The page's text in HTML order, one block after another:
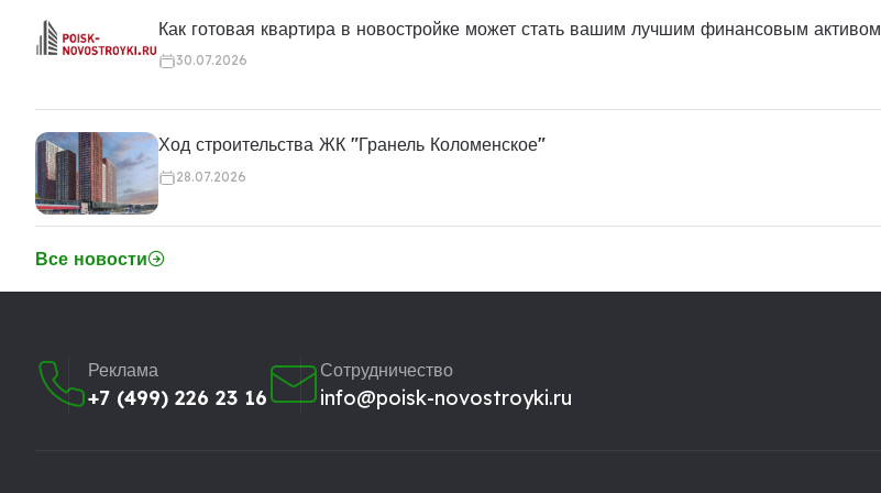
Как готовая квартира в новостройке может стать вашим лучшим финансовым активом
30.07.2026
Ход строительства ЖК "Гранель Коломенское"
28.07.2026
Все новости
Реклама
+7 (499) 226 23 16
Сотрудничество
info@poisk-novostroyki.ru